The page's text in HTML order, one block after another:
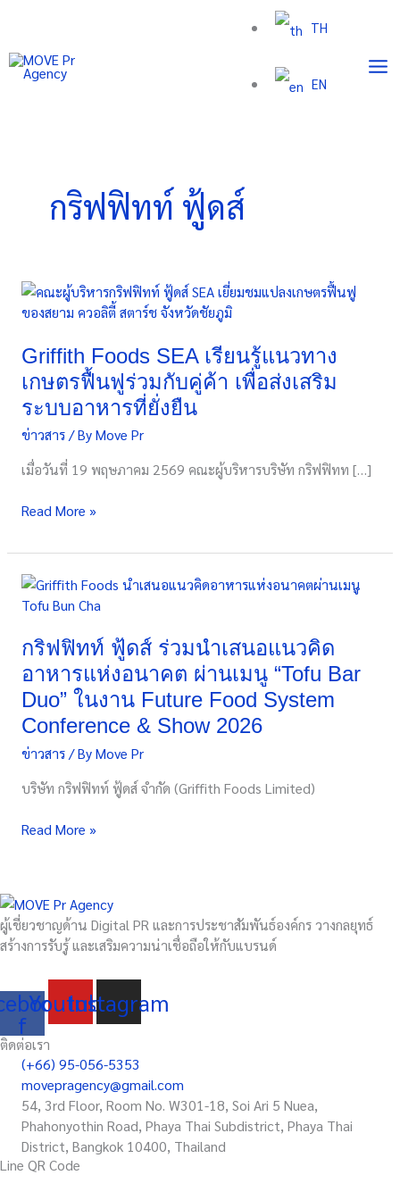
content
TH
EN
กริฟฟิทท์ ฟู้ดส์
Griffith Foods SEA เรียนรู้แนวทาง
เกษตรฟื้นฟูร่วมกับคู่ค้า เพื่อส่งเสริม
ระบบอาหารที่ยั่งยืน
ข่าวสาร/ ByMove Pr
เมื่อวันที่ 19 พฤษภาคม 2569 คณะผู้บริหารบริษัท กริฟฟิทท […]
Griffith
Foods
เรียน
รู้
แนวทาง
เกษตร
ฟื้นฟู
ร่วม
กับ
ค้า
ส่ง
เสริม
ระบบ
ที่
ยั่งยืน
Read More »
กริฟฟิทท์ ฟู้ดส์ ร่วมนำเสนอแนวคิด
อาหารแห่งอนาคต ผ่านเมนู “Tofu Bar
Duo” ในงาน Future Food System
Conference & Show 2026
ข่าวสาร/ ByMove Pr
บริษัท กริฟฟิทท์ ฟู้ดส์ จำกัด (Griffith Foods Limited)
กริฟฟิทท์
ฟู้ดส์
นำ
เสนอ
แนวคิด
อาหาร
แห่ง
อนาคต
เมนู
Bar
Future
Food
System
&
Show
2026
Read More »
ผู้เชี่ยวชาญด้าน Digital PR และการประชาสัมพันธ์องค์กร วางกลยุทธ์
สร้างการรับรู้ และเสริมความน่าเชื่อถือให้กับแบรนด์
f
Youtube
Instagram
ติดต่อเรา
(+66) 95-056-5353
movepragency@gmail.com
54, 3rd Floor, Room No. W301-18, Soi Ari 5 Nuea,
Phahonyothin Road, Phaya Thai Subdistrict, Phaya Thai
District, Bangkok 10400, Thailand
Line QR Code